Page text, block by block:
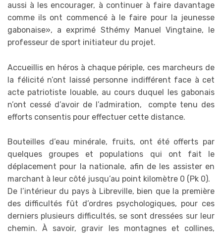
aussi à les encourager, à continuer à faire davantage
comme ils ont commencé à le faire pour la jeunesse
gabonaise», a exprimé Sthémy Manuel Vingtaine, le
professeur de sport initiateur du projet.
Accueillis en héros à chaque périple, ces marcheurs de
la félicité n’ont laissé personne indifférent face à cet
acte patriotiste louable, au cours duquel les gabonais
n’ont cessé d’avoir de l’admiration, compte tenu des
efforts consentis pour effectuer cette distance.
Bouteilles d’eau minérale, fruits, ont été offerts par
quelques groupes et populations qui ont fait le
déplacement pour la nationale, afin de les assister en
marchant à leur côté jusqu’au point kilomètre 0 (Pk 0).
De l’intérieur du pays à Libreville, bien que la première
des difficultés fût d’ordres psychologiques, pour ces
derniers plusieurs difficultés, se sont dressées sur leur
chemin. À savoir, gravir les montagnes et collines,